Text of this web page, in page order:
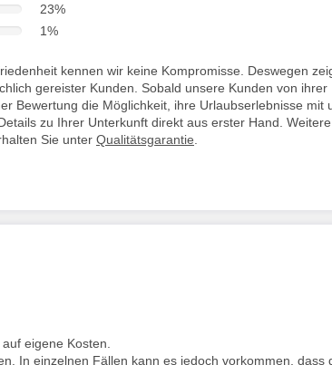
23%
1%
kennen wir keine Kompromisse. Deswegen
gereister Kunden. Sobald unsere Kunden von ihrer
Bewertung die Möglichkeit, ihre Urlaubserlebnisse mit
zu Ihrer Unterkunft direkt aus erster Hand. Weitere
Sie unter Qualitätsgarantie
eigene Kosten.
In einzelnen Fällen kann es jedoch vorkommen, dass